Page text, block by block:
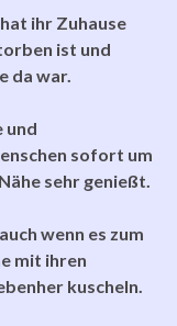
ihr Zuhause
ist und
da war.
und
sofort um
sehr genießt.
wenn es zum
mit ihren
kuscheln.